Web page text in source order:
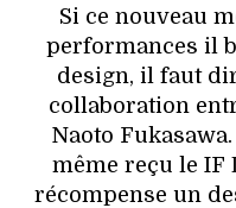
Si ce nouveau
performances il
design, il faut
collaboration
Naoto
même reçu le IF
récompense un